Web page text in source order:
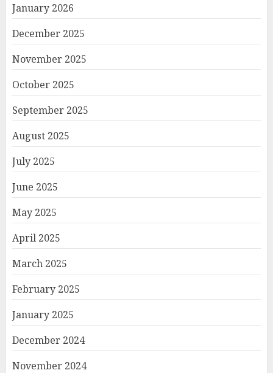
January 2026
December 2025
November 2025
October 2025
September 2025
August 2025
July 2025
June 2025
May 2025
April 2025
March 2025
February 2025
January 2025
December 2024
November 2024